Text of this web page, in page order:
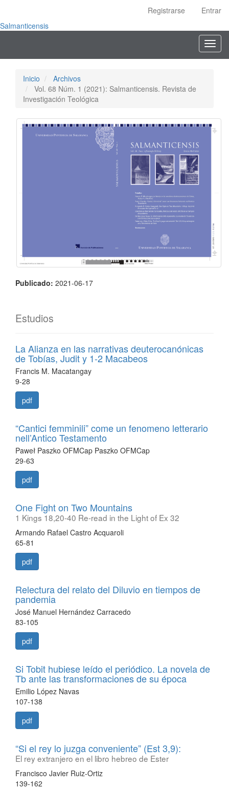
Contenido
Registrarse
Entrar
Salmanticensis
Inicio
Archivos
Vol. 68 Núm. 1 (2021): Salmanticensis. Revista de
Investigación Teológica
Publicado: 2021-06-17
Estudios
La Alianza en las narrativas deuterocanónicas
de Tobías, Judit y 1-2 Macabeos
Francis M. Macatangay
9-28
pdf
“Cantici femminili” come un fenomeno letterario
nell’Antico Testamento
Paweł Paszko OFMCap Paszko OFMCap
29-63
pdf
One Fight on Two Mountains
1 Kings 18,20-40 Re-read in the Light of Ex 32
Armando Rafael Castro Acquaroli
65-81
pdf
Relectura del relato del Diluvio en tiempos de
pandemia
José Manuel Hernández Carracedo
83-105
pdf
Si Tobit hubiese leído el periódico. La novela de
Tb ante las transformaciones de su época
Emilio López Navas
107-138
pdf
“Si el rey lo juzga conveniente” (Est 3,9):
El rey extranjero en el libro hebreo de Ester
Francisco Javier Ruiz-Ortiz
139-162